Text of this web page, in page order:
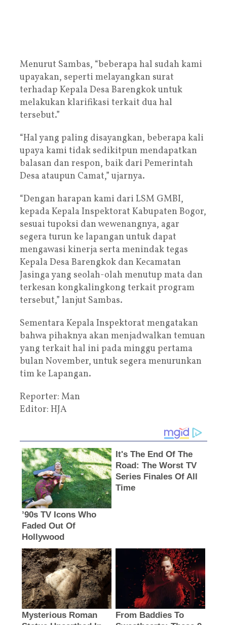
Menurut Sambas, “beberapa hal sudah kami
upayakan, seperti melayangkan surat
terhadap Kepala Desa Barengkok untuk
melakukan klarifikasi terkait dua hal
tersebut.”
“Hal yang paling disayangkan, beberapa kali
upaya kami tidak sedikitpun mendapatkan
balasan dan respon, baik dari Pemerintah
Desa ataupun Camat,” ujarnya.
“Dengan harapan kami dari LSM GMBI,
kepada Kepala Inspektorat Kabupaten Bogor,
sesuai tupoksi dan wewenangnya, agar
segera turun ke lapangan untuk dapat
mengawasi kinerja serta menindak tegas
Kepala Desa Barengkok dan Kecamatan
Jasinga yang seolah-olah menutup mata dan
terkesan kongkalingkong terkait program
tersebut,” lanjut Sambas.
Sementara Kepala Inspektorat mengatakan
bahwa pihaknya akan menjadwalkan temuan
yang terkait hal ini pada minggu pertama
bulan November, untuk segera menurunkan
tim ke Lapangan.
Reporter: Man
Editor: HJA